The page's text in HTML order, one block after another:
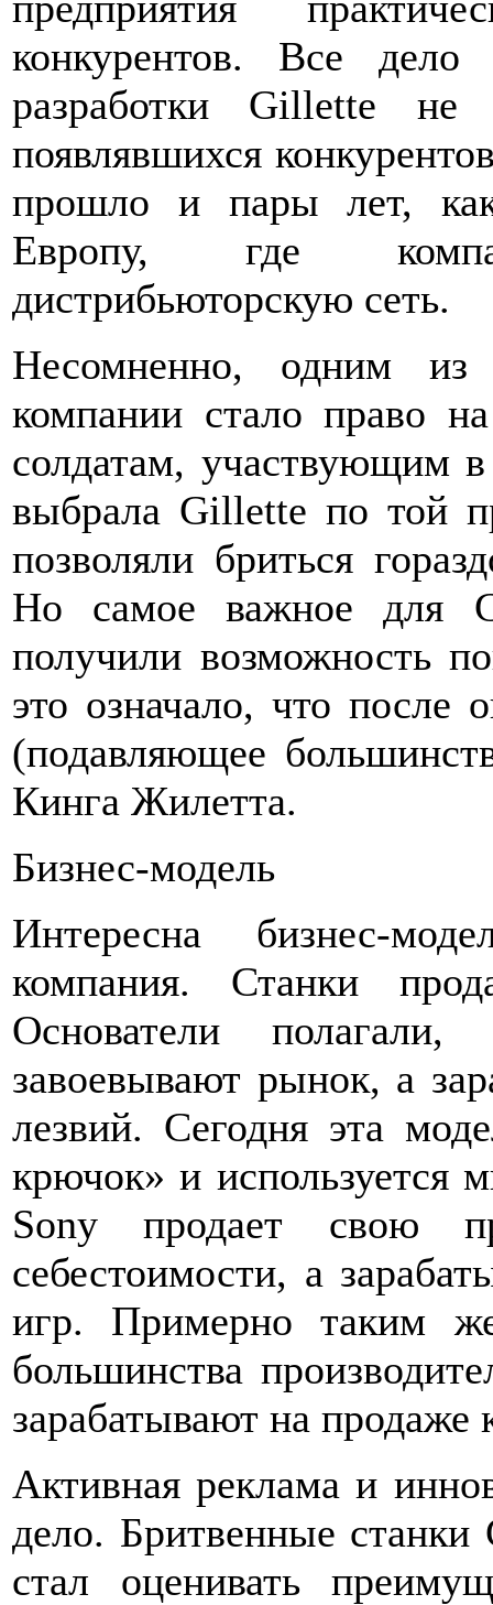
конкурентов. Все
разработки Gillette не
появлявшихся
прошло и пары лет,
Европу, где
дистрибьюторскую сеть.
Несомненно, одним из
компании стало право
солдатам, участвующим
выбрала Gillette по той
позволяли бриться
Но самое важное для
получили возможность
это означало, что после
(подавляющее
Кинга Жилетта.
Бизнес-модель
Интересна бизнес-
компания. Станки
Основатели
завоевывают рынок, а
лезвий. Сегодня эта
крючок» и используется
Sony продает свою
себестоимости, а
игр. Примерно таким
большинства
зарабатывают на продаже
Активная реклама и
дело. Бритвенные
стал оценивать